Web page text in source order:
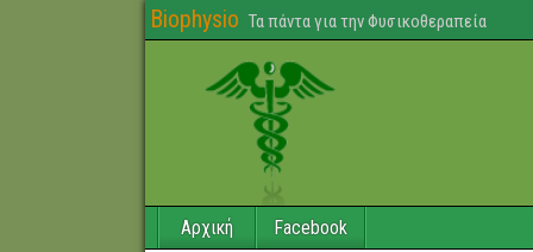
Biophysio Τα πάντα για την Φυσικοθεραπεία
Αρχική Facebook